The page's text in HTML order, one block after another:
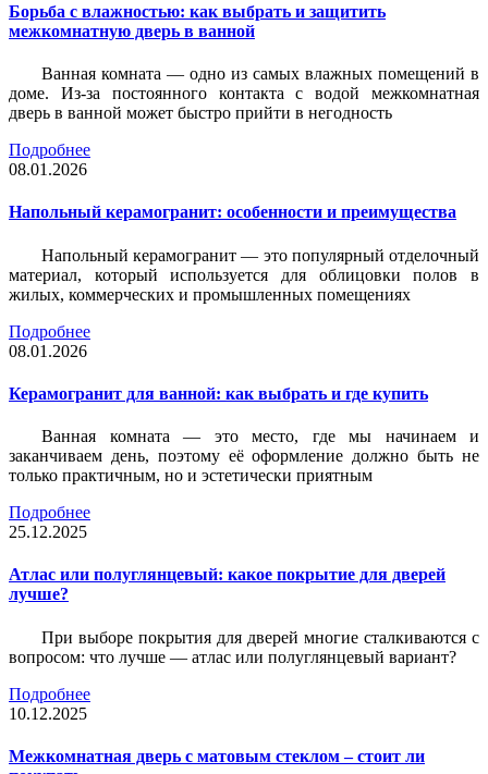
Борьба с влажностью: как выбрать и защитить
межкомнатную дверь в ванной
Ванная комната — одно из самых влажных помещений в
доме. Из-за постоянного контакта с водой межкомнатная
дверь в ванной может быстро прийти в негодность
Подробнее
08.01.2026
Напольный керамогранит: особенности и преимущества
Напольный керамогранит — это популярный отделочный
материал, который используется для облицовки полов в
жилых, коммерческих и промышленных помещениях
Подробнее
08.01.2026
Керамогранит для ванной: как выбрать и где купить
Ванная комната — это место, где мы начинаем и
заканчиваем день, поэтому её оформление должно быть не
только практичным, но и эстетически приятным
Подробнее
25.12.2025
Атлас или полуглянцевый: какое покрытие для дверей
лучше?
При выборе покрытия для дверей многие сталкиваются с
вопросом: что лучше — атлас или полуглянцевый вариант?
Подробнее
10.12.2025
Межкомнатная дверь с матовым стеклом – стоит ли